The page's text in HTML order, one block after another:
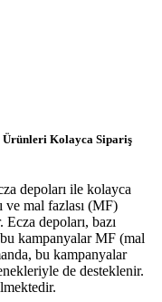
Ürünleri Kolayca Sipariş
depoları ile kolayca
ve mal fazlası (MF)
Ecza depoları, bazı
kampanyalar MF (mal
bu kampanyalar
de desteklenir.